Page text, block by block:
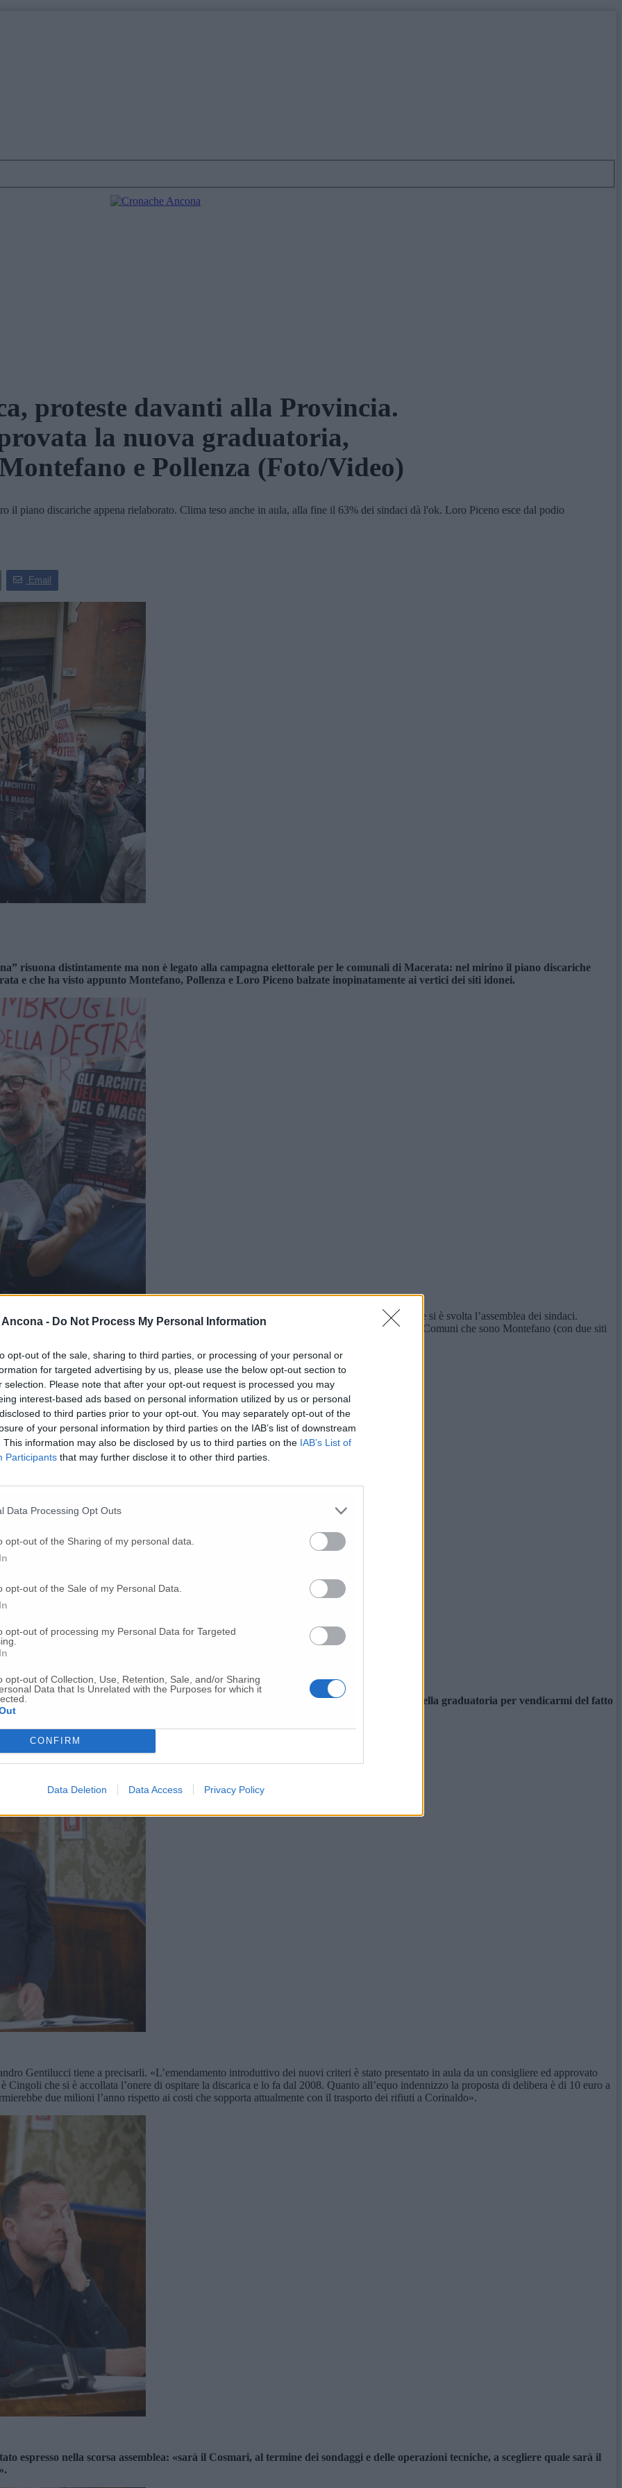
- Do Not Process My Personal Information
opt-out of the sale, sharing to third parties, or processing of your personal or
for targeted advertising by us, please use the below opt-out section to
selection. Please note that after your opt-out request is processed you may
interest-based ads based on personal information utilized by us or personal
to third parties prior to your opt-out. You may separately opt-out of the
of your personal information by third parties on the IAB’s list of downstream
This information may also be disclosed by us to third parties on the IAB’s List of
Participants that may further disclose it to other third parties.
Data Processing Opt Outs
opt-out of the Sharing of my personal data.
opt-out of the Sale of my Personal Data.
opt-out of processing my Personal Data for Targeted
opt-out of Collection, Use, Retention, Sale, and/or Sharing
Data that Is Unrelated with the Purposes for which it
CONFIRM
Data Deletion Data Access Privacy Policy
proteste davanti alla Provincia.
la nuova graduatoria,
e Pollenza (Foto/Video)
piano discariche appena rielaborato. Clima teso anche in aula, alla fine il 63% dei sindaci dà l'ok. Loro Piceno esce dal podio
Email
risuona distintamente ma non è legato alla campagna elettorale per le comunali di Macerata: nel mirino il piano discariche
e che ha visto appunto Montefano, Pollenza e Loro Piceno balzate inopinatamente ai vertici dei siti idonei.
presa bene e nel pomeriggio si sono fatti vedere e sentire nella sala della Provincia dove si è svolta l’assemblea dei sindaci.
e dal presidente del Cosmari Paolo Gattafoni. Prima di tutto il terzetto si è ristretto a due Comuni che sono Montefano (con due siti
Provincia Alessandro Gentilucci che è «falsa l’accusa che avrei inserito Loro Piceno nella graduatoria per vendicarmi del fatto
della Provincia».
Gentilucci tiene a precisarli. «L’emendamento introduttivo dei nuovi criteri è stato presentato in aula da un consigliere ed approvato
Cingoli che si è accollata l’onere di ospitare la discarica e lo fa dal 2008. Quanto all’equo indennizzo la proposta di delibera è di 10 euro a
due milioni l’anno rispetto ai costi che sopporta attualmente con il trasporto dei rifiuti a Corinaldo».
espresso nella scorsa assemblea: «sarà il Cosmari, al termine dei sondaggi e delle operazioni tecniche, a scegliere quale sarà il